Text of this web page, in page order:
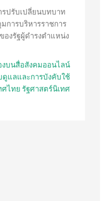
ปรับเปลี่ยนบทบาท
การบริหารราชการ
งรัฐผู้ดำรงตำแหน่ง
งบนสื่อสังคมออนไลน์
ดูแลและการบังคับใช้
ไทย รัฐศาสตร์นิเทศ